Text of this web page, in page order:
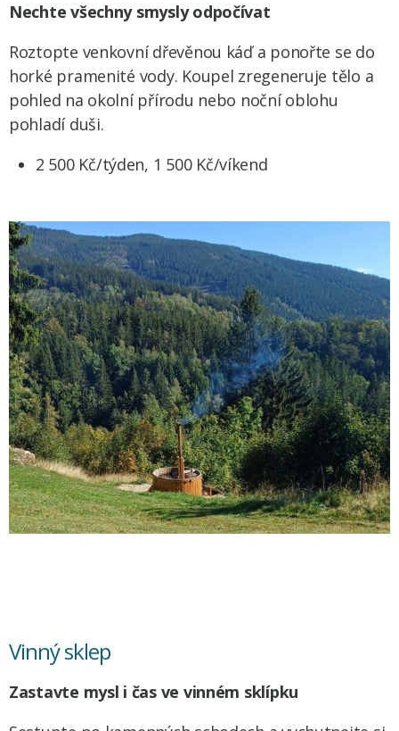
Nechte všechny smysly odpočívat
Roztopte venkovní dřevěnou káď a ponořte se do
horké pramenité vody. Koupel zregeneruje tělo a
pohled na okolní přírodu nebo noční oblohu
pohladí duši.
2 500 Kč/týden, 1 500 Kč/víkend
Vinný sklep
Zastavte mysl i čas ve vinném sklípku